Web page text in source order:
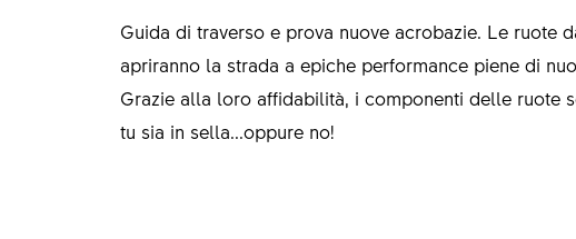
Guida di traverso e prova nuove acrobazie. Le ruote
apriranno la strada a epiche performance piene di
Grazie alla loro affidabilità, i componenti delle ruote
tu sia in sella...oppure no!